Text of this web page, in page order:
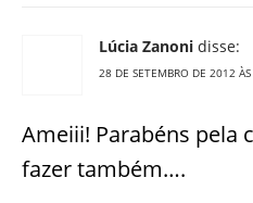
Lúcia Zanoni disse:
28 DE SETEMBRO DE 2012
Ameiii! Parabéns pela
fazer também….